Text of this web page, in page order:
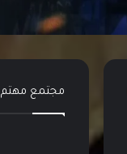
مجتمع مهتم